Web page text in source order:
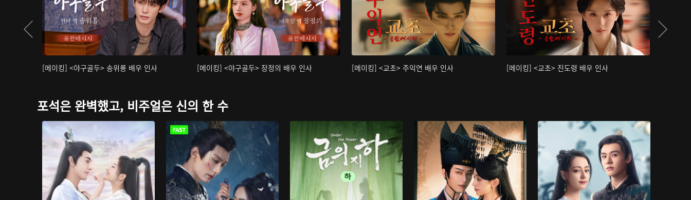
[메이킹] <야구골두> 송위룡 배우 인사 [메이킹] <야구골두> 장정의 배우 인사 [메이킹] <교초> 주익연 배우 인사 [메이킹] <교초> 진도령 배우 인사
포석은 완벽했고, 비주얼은 신의 한 수